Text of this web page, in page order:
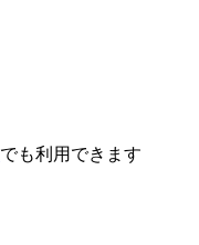
でも利用できます